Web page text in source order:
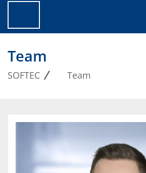
Team
SOFTEC Team